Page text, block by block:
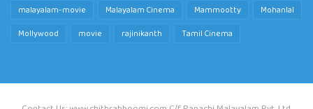
malayalam-movie
Malayalam Cinema Mammootty
Mohanlal
Mollywood
movie rajinikanth Tamil Cinema